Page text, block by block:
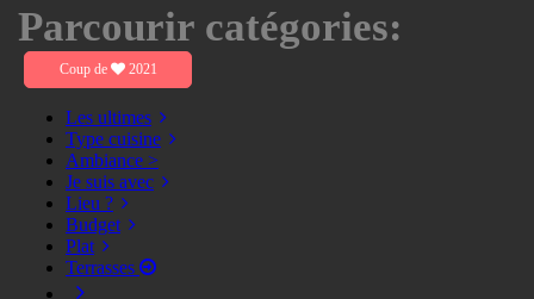
Parcourir catégories:
Coup de 2021
Les ultimes
Type cuisine
Ambiance >
Je suis avec
Lieu ?
Budget
Plat
Terrasses